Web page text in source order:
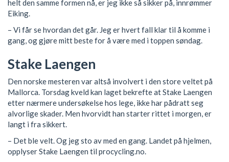
helt den samme formen nå, er jeg ikke så sikker på, innrømmer
Eiking.
– Vi får se hvordan det går. Jeg er hvert fall klar til å komme i
gang, og gjøre mitt beste for å være med i toppen søndag.
Stake Laengen
Den norske mesteren var altså involvert i den store veltet på
Mallorca. Torsdag kveld kan laget bekrefte at Stake Laengen
etter nærmere undersøkelse hos lege, ikke har pådratt seg
alvorlige skader. Men hvorvidt han starter rittet i morgen, er
langt i fra sikkert.
– Det ble velt. Og jeg sto av med en gang. Landet på hjelmen,
opplyser Stake Laengen til procycling.no.